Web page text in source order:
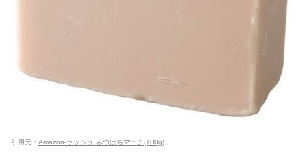
引用元： Amazon-ラッシュ みつばちマーチ(100g)